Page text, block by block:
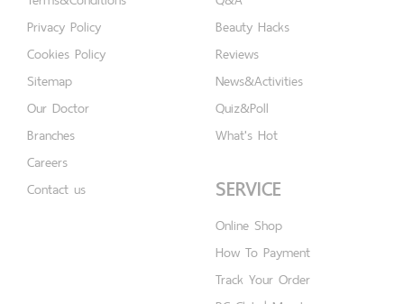
Privacy Policy
Cookies Policy
Sitemap
Our Doctor
Branches
Careers
Contact us
Beauty Hacks
Reviews
News&Activities
Quiz&Poll
What's Hot
SERVICE
Online Shop
How To Payment
Track Your Order